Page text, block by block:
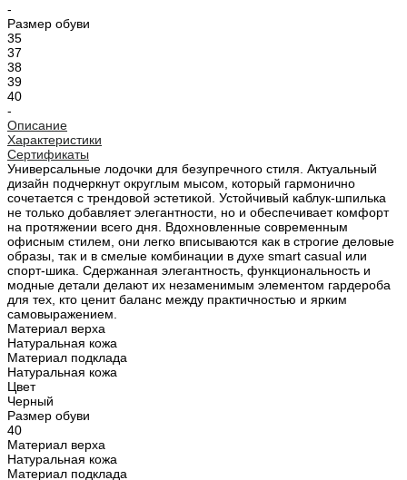
-
Размер обуви
35
37
38
39
40
-
Описание
Характеристики
Сертификаты
Универсальные лодочки для безупречного стиля. Актуальный
дизайн подчеркнут округлым мысом, который гармонично
сочетается с трендовой эстетикой. Устойчивый каблук-шпилька
не только добавляет элегантности, но и обеспечивает комфорт
на протяжении всего дня. Вдохновленные современным
офисным стилем, они легко вписываются как в строгие деловые
образы, так и в смелые комбинации в духе smart casual или
спорт-шика. Сдержанная элегантность, функциональность и
модные детали делают их незаменимым элементом гардероба
для тех, кто ценит баланс между практичностью и ярким
самовыражением.
Материал верха
Натуральная кожа
Материал подклада
Натуральная кожа
Цвет
Черный
Размер обуви
40
Материал верха
Натуральная кожа
Материал подклада